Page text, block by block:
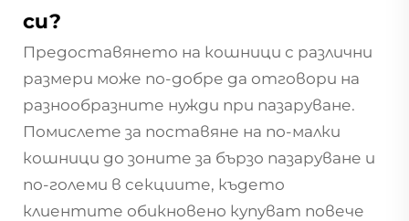
си?
Предоставянето на кошници с различни
размери може по-добре да отговори на
разнообразните нужди при пазаруване.
Помислете за поставяне на по-малки
кошници до зоните за бързо пазаруване и
по-големи в секциите, където
клиентите обикновено купуват повече